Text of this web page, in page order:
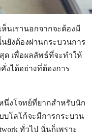
นเรานอกจากจะต้องมี
ยังต้องผ่านกระบวนการ
ด เพื่อผลลัพธ์ที่จะทำให้
งได้อย่างที่ต้องการ
นึ่งโจทย์ที่ยากสำหรับนัก
บโลโก้จะมีการกระบวน
ทั่วไป นั่นก็เพราะ